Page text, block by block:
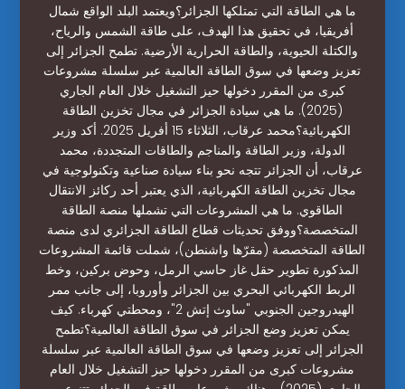
ما هي الطاقة التي تمتلكها الجزائر؟ويعتمد البلد الواقع شمال
أفريقيا، في تحقيق هذا الهدف، على طاقة الشمس والرياح،
والكتلة الحيوية، والطاقة الحرارية الأرضية. تطمح الجزائر إلى
تعزيز وضعها في سوق الطاقة العالمية عبر سلسلة مشروعات
كبرى من المقرر دخولها حيز التشغيل خلال العام الجاري
(2025). ما هي سيادة الجزائر في مجال تخزين الطاقة
الكهربائية؟محمد عرقاب، الثلاثاء 15 أفريل 2025. أكد وزير
الدولة، وزير الطاقة والمناجم والطاقات المتجددة، محمد
عرقاب، أن الجزائر تتجه نحو بناء سيادة صناعية وتكنولوجية في
مجال تخزين الطاقة الكهربائية، الذي يعتبر أحد ركائز الانتقال
الطاقوي. ما هي المشروعات التي تشملها منصة الطاقة
المتخصصة؟ووفق تحديثات قطاع الطاقة الجزائري لدى منصة
الطاقة المتخصصة (مقرّها واشنطن)، شملت قائمة المشروعات
المذكورة تطوير حقل غاز حاسي الرمل، وحوض بركين، وخط
الربط الكهربائي البحري بين الجزائر وأوروبا، إلى جانب ممر
الهيدروجين الجنوبي "ساوث إتش 2"، ومحطتي كهرباء. كيف
يمكن تعزيز وضع الجزائر في سوق الطاقة العالمية؟تطمح
الجزائر إلى تعزيز وضعها في سوق الطاقة العالمية عبر سلسلة
مشروعات كبرى من المقرر دخولها حيز التشغيل خلال العام